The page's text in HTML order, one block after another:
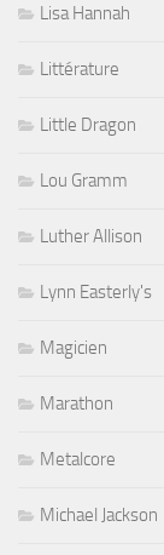
Lisa Hannah
Littérature
Little Dragon
Lou Gramm
Luther Allison
Lynn Easterly's
Magicien
Marathon
Metalcore
Michael Jackson